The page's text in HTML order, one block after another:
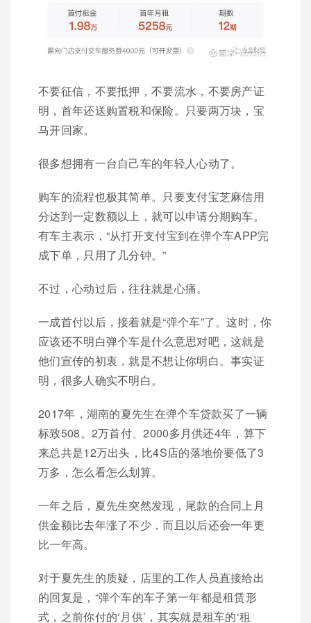
不要征信，不要抵押，不要流水，不要房产证
明，首年还送购置税和保险。只要两万块，宝
马开回家。
很多想拥有一台自己车的年轻人心动了。
购车的流程也极其简单。只要支付宝芝麻信用
分达到一定数额以上，就可以申请分期购车。
有车主表示，“从打开支付宝到在弹个车APP完
成下单，只用了几分钟。”
不过，心动过后，往往就是心痛。
一成首付以后，接着就是“弹个车”了。这时，你
应该还不明白弹个车是什么意思对吧，这就是
他们宣传的初衷，就是不想让你明白。事实证
明，很多人确实不明白。
2017年，湖南的夏先生在弹个车贷款买了一辆
标致508。2万首付、2000多月供还4年，算下
来总共是12万出头，比4S店的落地价要低了3
万多，怎么看怎么划算。
一年之后，夏先生突然发现，尾款的合同上月
供金额比去年涨了不少，而且以后还会一年更
比一年高。
对于夏先生的质疑，店里的工作人员直接给出
的回复是，“弹个车的车子第一年都是租赁形
式，之前你付的‘月供’，其实就是租车的‘租